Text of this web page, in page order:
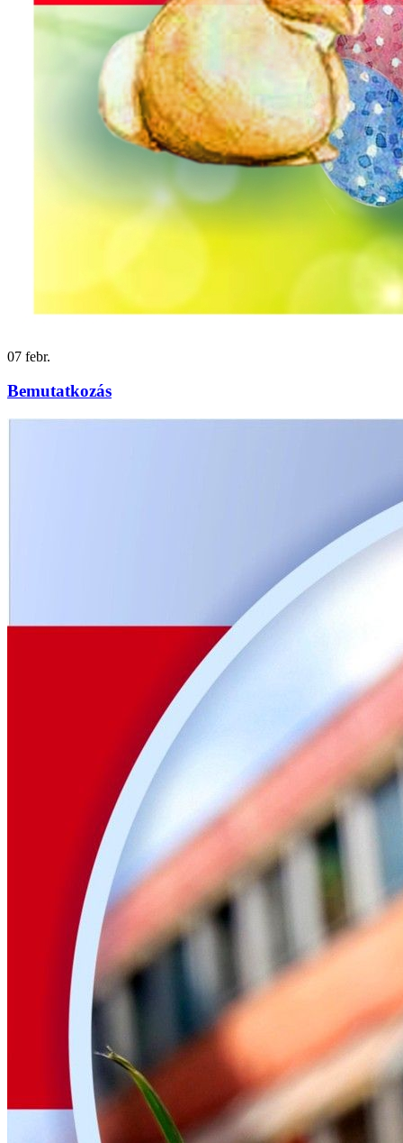
07 febr.
Bemutatkozás